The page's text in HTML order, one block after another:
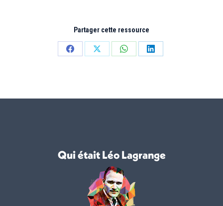
Partager cette ressource
PartagerPartagerPartagerPartager
Qui était Léo Lagrange